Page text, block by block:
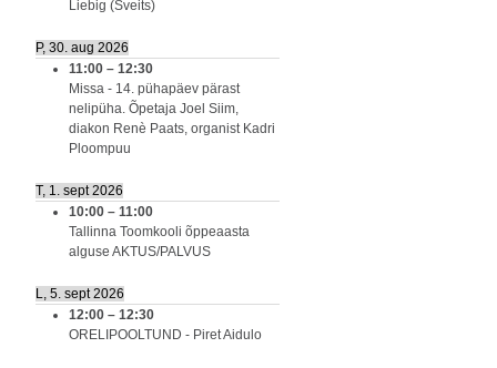
Liebig (Šveits)
P, 30. aug 2026
11:00 – 12:30
Missa - 14. pühapäev pärast
nelipüha. Õpetaja Joel Siim,
diakon Renè Paats, organist Kadri
Ploompuu
T, 1. sept 2026
10:00 – 11:00
Tallinna Toomkooli õppeaasta
alguse AKTUS/PALVUS
L, 5. sept 2026
12:00 – 12:30
ORELIPOOLTUND - Piret Aidulo